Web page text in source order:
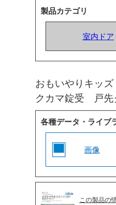
製品カテゴリ
室内ドア
おもいやりキ
クカマ錠受 戸先
各種データ・ライブ
画像
この製品の